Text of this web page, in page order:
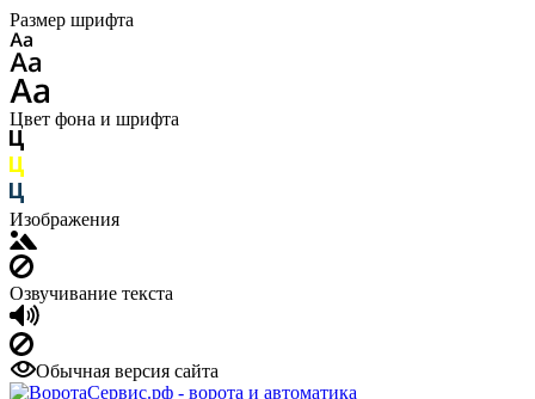
Размер шрифта
Цвет фона и шрифта
Изображения
Озвучивание текста
Обычная версия сайта